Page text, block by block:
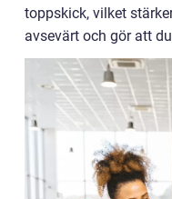
toppskick, vilket
avsevärt och gör att